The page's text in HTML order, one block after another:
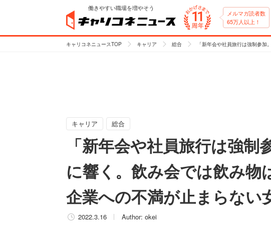
働きやすい職場を増やそう
メルマガ読者数
65万人以上！
キャリコネニュースTOP キャリア 総合 「新年会や社員旅行は強制参
キャリア 総合
「新年会や社員旅行は強
に響く。飲み会では飲み物
企業への不満が止まらない
2022.3.16 Author: okei